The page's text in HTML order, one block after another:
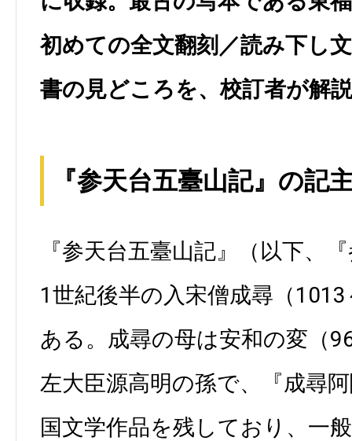
初めての全文翻刻／読み下し
書の見どころを、校訂者が解
『参天台五臺山記』の記
『参天台五臺山記』（以下、
1世紀後半の入宋僧成尋（
ある。成尋の母は安和の変（
左大臣源高明の孫で、『成尋
国文学作品を残しており、一